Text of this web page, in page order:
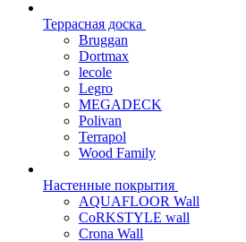
Террасная доска
Bruggan
Dortmax
lecole
Legro
MEGADECK
Polivan
Terrapol
Wood Family
Настенные покрытия
AQUAFLOOR Wall
CoRKSTYLE wall
Crona Wall